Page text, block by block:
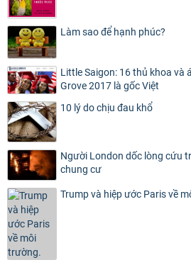
Làm sao để hạnh phúc?
Little Saigon: 16 thủ khoa và
Grove 2017 là gốc Việt
10 lý do chịu đau khổ
Người London dốc lòng cứu
chung cư
Trump và hiệp ước Paris về